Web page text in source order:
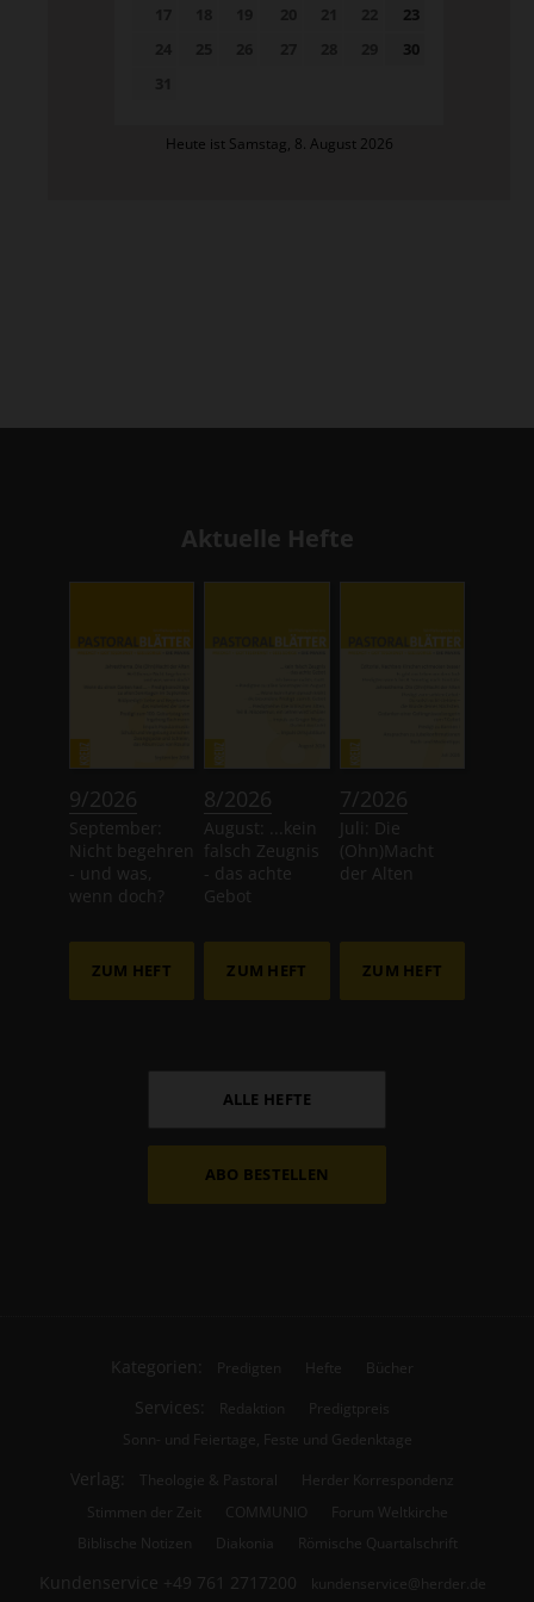
23
30
Heute ist Samstag, 8. August 2026
Aktuelle Hefte
9/2026
September:
Nicht begehren
- und was,
wenn doch?
ZUM HEFT
8/2026
August: ...kein
falsch Zeugnis
- das achte
Gebot
ZUM HEFT
7/2026
Juli: Die
(Ohn)Macht
der Alten
ZUM HEFT
ALLE HEFTE
ABO BESTELLEN
Kategorien: Predigten Hefte Bücher
Services: Redaktion
Predigtpreis
Sonn- und Feiertage, Feste und Gedenktage
Verlag: Theologie & Pastoral
Herder Korrespondenz
Stimmen der Zeit
COMMUNIO
Forum Weltkirche
Biblische Notizen
Diakonia Römische Quartalschrift
Kundenservice +49 761 2717200
kundenservice@herder.de